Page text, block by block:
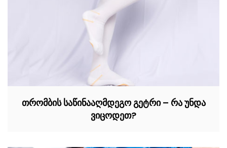
თრომბის საწინააღმდეგო გეტრი – რა უნდა
ვიცოდეთ?